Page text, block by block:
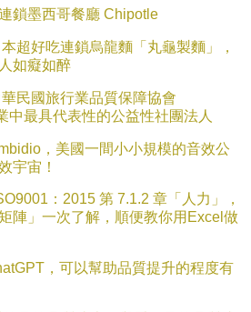
鎖墨西哥餐廳 Chipotle
本超好吃連鎖烏龍麵「丸龜製麵」，
如癡如醉
民國旅行業品質保障協會
中最具代表性的公益性社團法人
，美國一間小小規模的音效公
宇宙！
： 2015 第 7.1.2 章「人力」，
陣」一次了解，順便教你用 Excel 做
，可以幫助品質提升的程度有